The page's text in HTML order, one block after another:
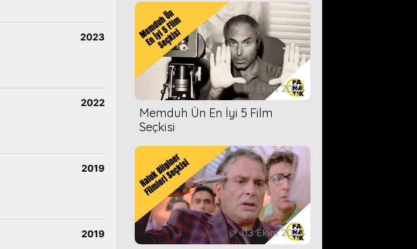
2023
2022
2019
2019
10 Ekim 2023
Memduh Ün En İyi 5 Film
Seçkisi
03 Ekim 2023